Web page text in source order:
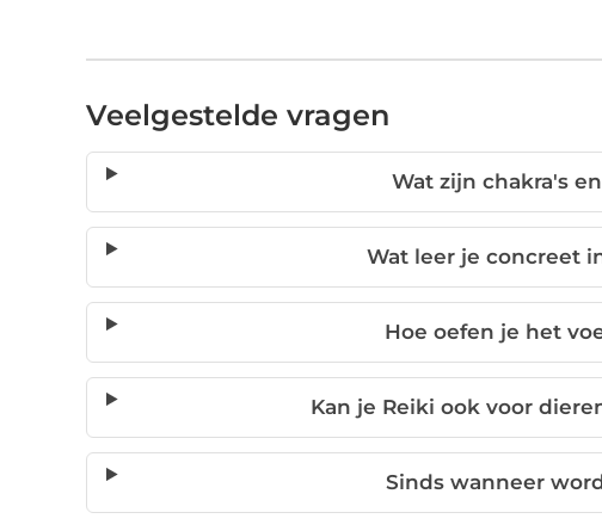
Veelgestelde vragen
Wat zijn chakra's
Wat leer je concreet
Hoe oefen je het
Kan je Reiki ook voor
Sinds wanneer